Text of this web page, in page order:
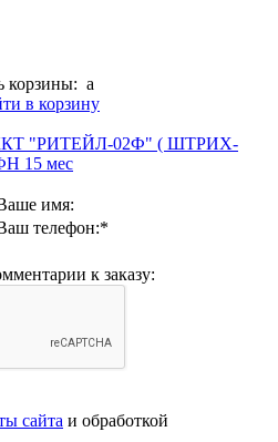
корзины: a
в корзину
ККТ "РИТЕЙЛ-02Ф" ( ШТРИХ-
15 мес
имя:
телефон:*
к заказу:
сайта и обработкой